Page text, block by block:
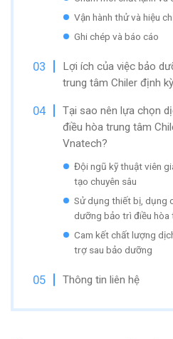
Vận hành thử và hiệu
Ghi chép và báo cáo
Lợi ích của việc bảo
trung tâm Chiler định kỳ
Tại sao nên lựa chọn
điều hòa trung tâm
Vnatech?
Đội ngũ kỹ thuật viên
tạo chuyên sâu
Sử dụng thiết bị, dụng
dưỡng bảo trì điều hòa
Cam kết chất lượng
trợ sau bảo dưỡng
Thông tin liên hệ